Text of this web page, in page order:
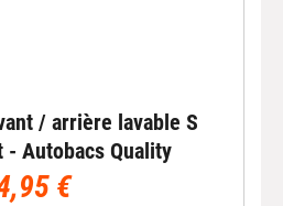
/ arrière lavable S
- Autobacs Quality
€